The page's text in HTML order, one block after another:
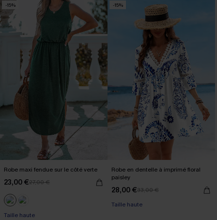
-15%
Robe maxi fendue sur le côté verte
23,00 €27,00 €
Taille haute
-15%
Robe en dentelle à imprimé floral
paisley
28,00 €33,00 €
Taille haute